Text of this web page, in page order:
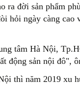
ra đời sản phẩm
hỏi ngày càng cao
tâm Hà Nội,
động sản nội đô",
thì năm 2019 xu